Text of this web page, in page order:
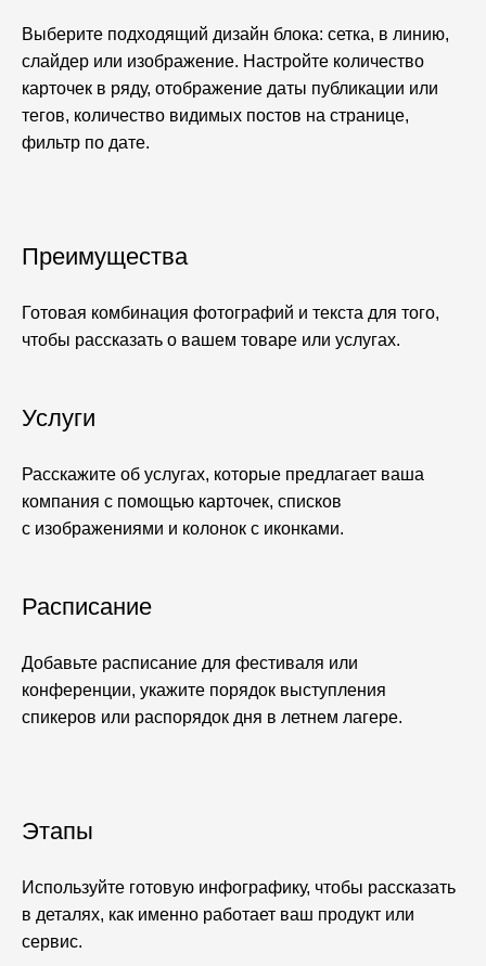
Выберите подходящий дизайн блока: сетка, в линию,
слайдер или изображение. Настройте количество
карточек в ряду, отображение даты публикации или
тегов, количество видимых постов на странице,
фильтр по дате.
Преимущества
Готовая комбинация фотографий и текста для того,
чтобы рассказать о вашем товаре или услугах.
Услуги
Расскажите об услугах, которые предлагает ваша
компания с помощью карточек, списков
с изображениями и колонок с иконками.
Расписание
Добавьте расписание для фестиваля или
конференции, укажите порядок выступления
спикеров или распорядок дня в летнем лагере.
Этапы
Используйте готовую инфографику, чтобы рассказать
в деталях, как именно работает ваш продукт или
сервис.